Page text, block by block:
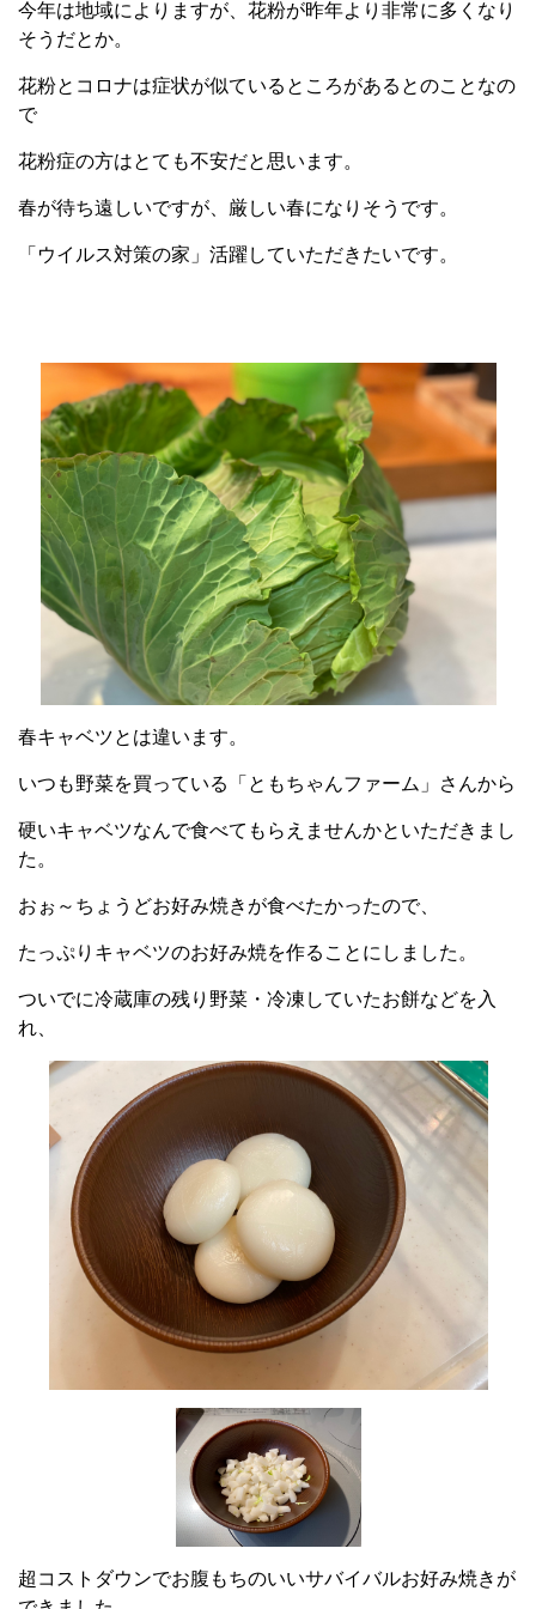
今年は地域によりますが、花粉が昨年より非常に多くなり
そうだとか。
花粉とコロナは症状が似ているところがあるとのことなの
で
花粉症の方はとても不安だと思います。
春が待ち遠しいですが、厳しい春になりそうです。
「ウイルス対策の家」活躍していただきたいです。
春キャベツとは違います。
いつも野菜を買っている「ともちゃんファーム」さんから
硬いキャベツなんで食べてもらえませんかといただきまし
た。
おぉ～ちょうどお好み焼きが食べたかったので、
たっぷりキャベツのお好み焼を作ることにしました。
ついでに冷蔵庫の残り野菜・冷凍していたお餅などを入
れ、
超コストダウンでお腹もちのいいサバイバルお好み焼きが